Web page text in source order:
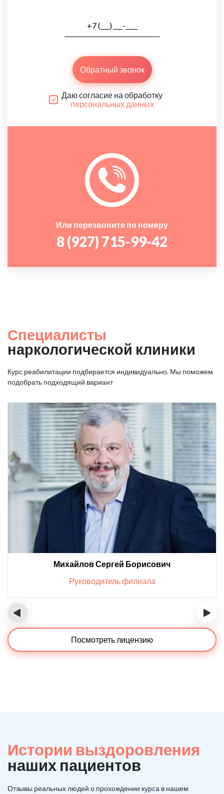
Обратный звонок
Даю согласие на обработку
персональных данных
Или перезвоните по номеру
8 (927) 715-99-42
Специалисты
наркологической клиники
Курс реабилитации подбирается индивидуально. Мы поможем
подобрать подходящий вариант
Михайлов Сергей Борисович
Руководитель филиала
‹ ›
Посмотреть лицензию
Истории выздоровления
наших пациентов
Отзывы реальных людей о прохождении курса в нашем